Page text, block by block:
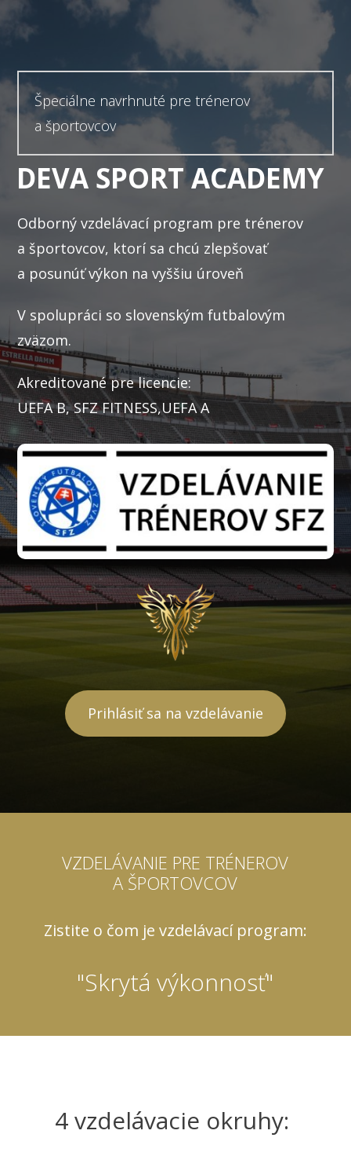
Špeciálne navrhnuté pre trénerov
a športovcov
DEVA SPORT ACADEMY
Odborný vzdelávací program pre trénerov
a športovcov, ktorí sa chcú zlepšovať
a posunúť výkon na vyššiu úroveň
V spolupráci so slovenským futbalovým
zväzom.
Akreditované pre licencie:
UEFA B, SFZ FITNESS,UEFA A
Prihlásiť sa na vzdelávanie
VZDELÁVANIE PRE TRÉNEROV
A ŠPORTOVCOV
Zistite o čom je vzdelávací program:
"Skrytá výkonnosť"
4 vzdelávacie okruhy: